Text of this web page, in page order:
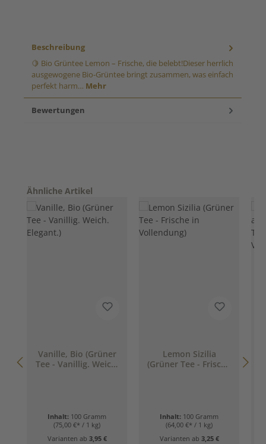
Beschreibung
🍋 Bio Grüntee Lemon – Frische, die belebt!Dieser herrlich
ausgewogene Bio-Grüntee bringt zusammen, was einfach
perfekt harm… Mehr
Bewertungen
Produktgalerie überspringen
Ähnliche Artikel
Vanille, Bio (Grüner
Tee - Vanillig. Weich.
Inhalt: 100 Gramm
(75,00 €* / 1 kg)
Varianten ab 3,95 €
Lemon Sizilia
(Grüner Tee - Frische
Inhalt: 100 Gramm
(64,00 €* / 1 kg)
Varianten ab 3,25 €